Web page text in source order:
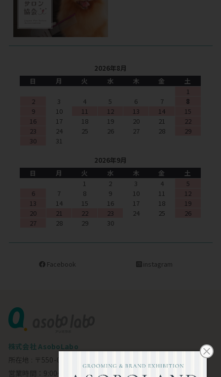
2026年8月
日
月 火 水 木 金
土
1
2
3 4 5 6 7
8
9
10 11 12 13 14
15
16
17 18 19 20 21
22
23
24 25 26 27 28
29
30
31
2026年9月
日
月 火 水 木 金
土
1
2 3 4
5
6
7 8 9 10 11
12
13
14 15 16 17 18
19
20
21 22 23 24 25
26
27
28 29 30
Facebook instagram
株式会社 AsoboLabo
所在地 : 〒550-0002 大阪市西区江戸堀1-23-11 6F
営業時間：9:00～18:00